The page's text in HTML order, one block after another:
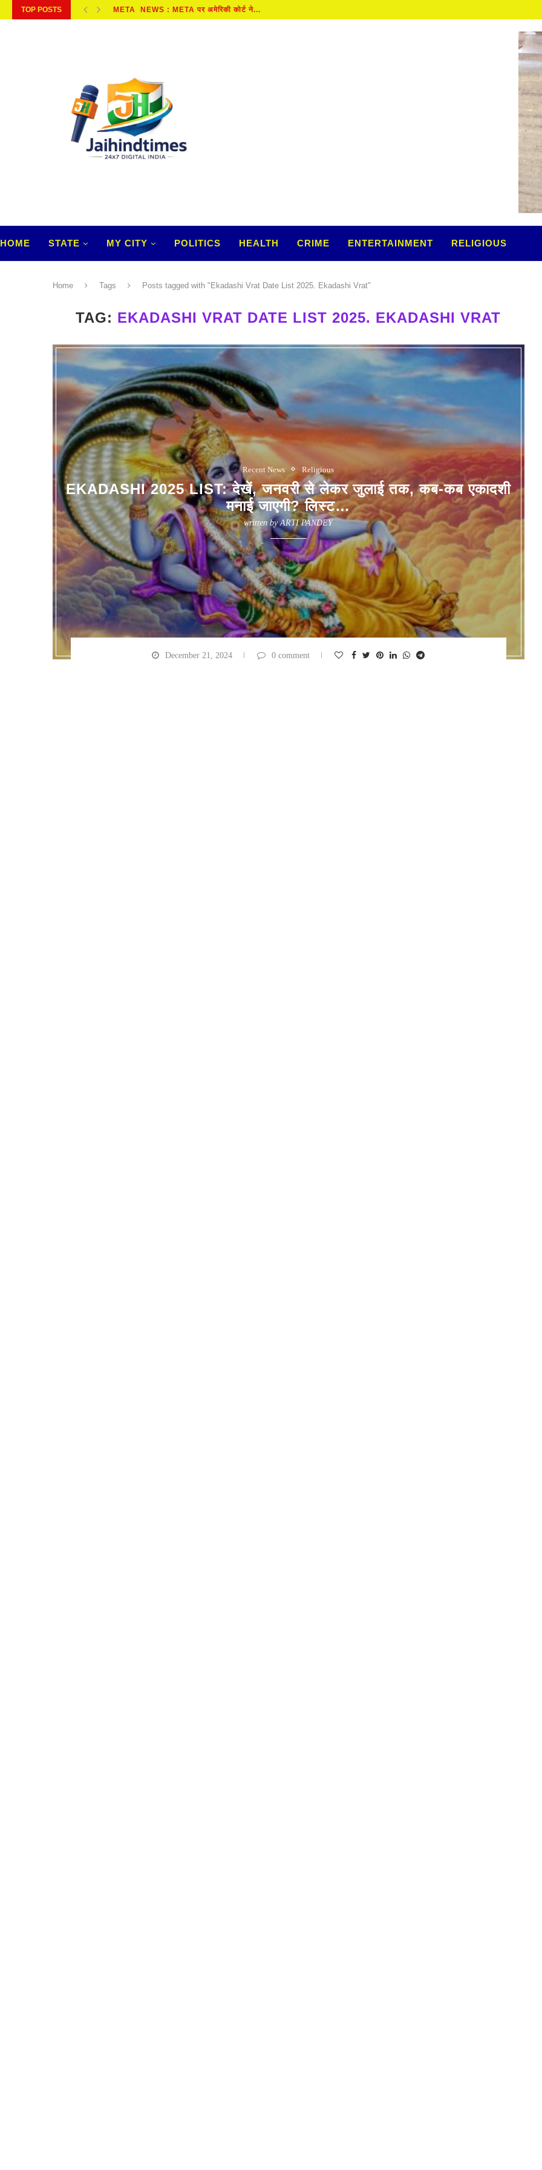
TOP POSTS SAWAN 2026 : सावन में जरूर करें बेलपत्र...
HOME STATE MY CITY POLITICS HEALTH CRIME ENTERTAINMENT RELIGIOUS
Home Tags Posts tagged with "Ekadashi Vrat Date List 2025. Ekadashi Vrat"
TAG: EKADASHI VRAT DATE LIST 2025. EKADASHI VRAT
Recent News Religious
EKADASHI 2025 LIST: देखें, जनवरी से लेकर जुलाई तक, कब-कब एकादशी
मनाई जाएगी? लिस्ट…
written byARTI PANDEY
December 21, 2024 0 comment